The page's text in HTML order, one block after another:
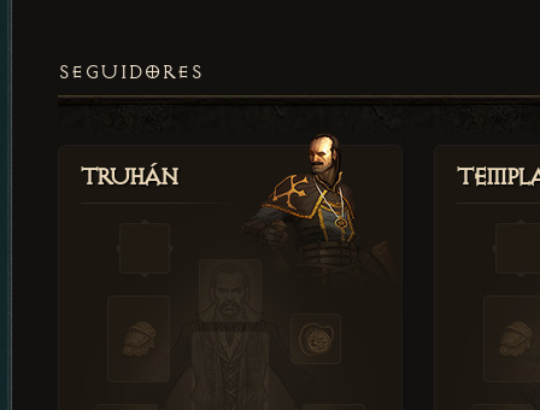
SEGUIDORES
Truhán